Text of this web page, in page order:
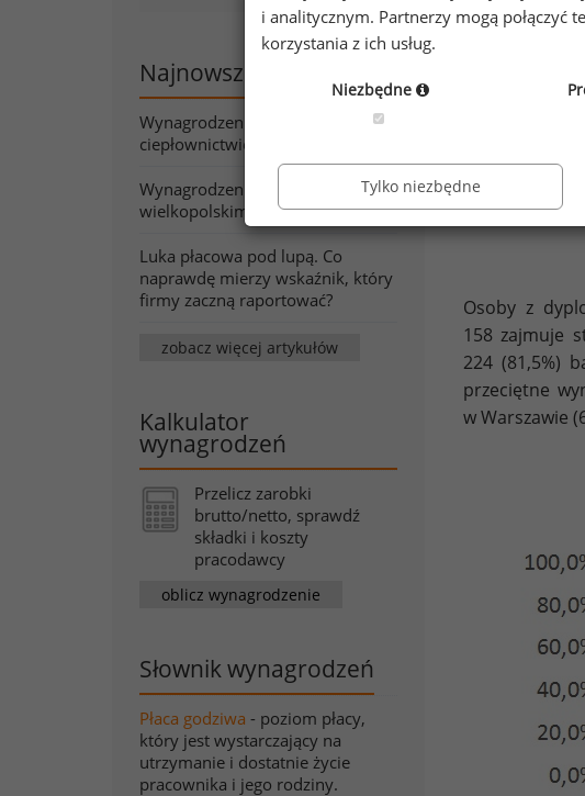
Najnowsze artykuły
Wynagrodzenia w energetyce i
ciepłownictwie wiosną 2026
Wynagrodzenia w województwie
wielkopolskim wiosną 2026
Luka płacowa pod lupą. Co
naprawdę mierzy wskaźnik, który
firmy zaczną raportować?
zobacz więcej artykułów
Kalkulator
wynagrodzeń
Przelicz zarobki
brutto/netto, sprawdź
składki i koszty
pracodawcy
oblicz wynagrodzenie
Słownik wynagrodzeń
Płaca godziwa - poziom płacy,
który jest wystarczający na
utrzymanie i dostatnie życie
pracownika i jego rodziny.
Osoby z
158 zajmuje
224 (81,5%)
przeciętne
w Warszawie
i analitycznym. Partnerzy mogą
korzystania z ich usług.
Niezbędne
Tylko niezbędne